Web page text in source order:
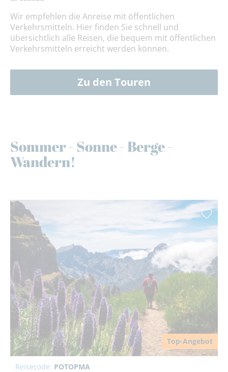
Wir empfehlen die Anreise mit öffentlichen
Verkehrsmitteln. Hier finden Sie schnell und
übersichtlich alle Reisen, die bequem mit öffentlichen
Verkehrsmitteln erreicht werden können.
Zu den Touren
Sommer - Sonne - Berge -
Wandern!
Top-Angebot
Reisecode: POTOPMA